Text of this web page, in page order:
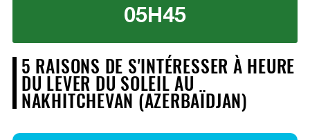
05H45
5 RAISONS DE S'INTÉRESSER À HEURE
DU LEVER DU SOLEIL AU
NAKHITCHEVAN (AZERBAÏDJAN)